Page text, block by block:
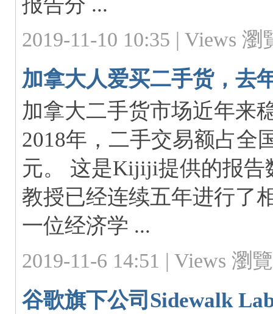
2019-11-10 10:35 | Views 瀏
加拿大人爱买二手货，去
加拿大二手货市场近年来
2018年，二手交易额占全
元。 这是Kijiji提供的报告
教授已经连续五年进行了
一位经济学 ...
2019-11-6 14:51 | Views 瀏
谷歌旗下公司Sidewalk